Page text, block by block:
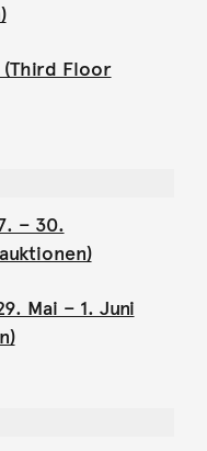
(Third Floor
– 30.
Mai – 1. Juni